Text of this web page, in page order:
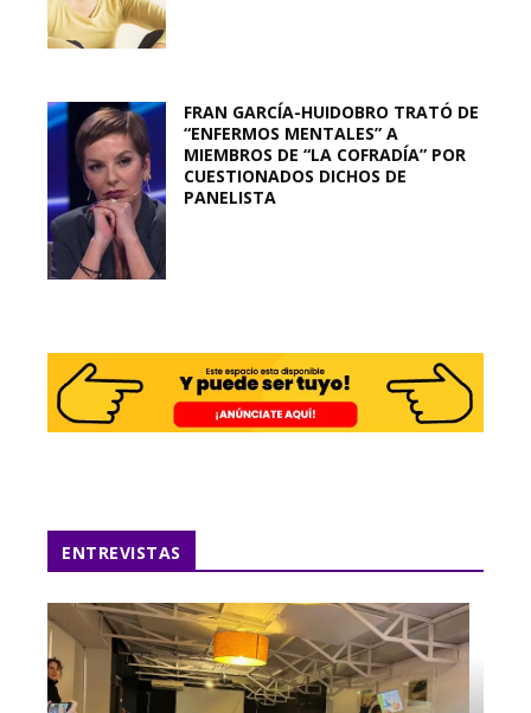
FRAN GARCÍA-HUIDOBRO TRATÓ DE
“ENFERMOS MENTALES” A
MIEMBROS DE “LA COFRADÍA” POR
CUESTIONADOS DICHOS DE
PANELISTA
ENTREVISTAS